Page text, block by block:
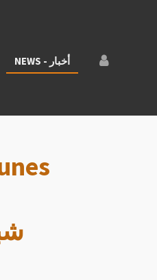
NEWS - أخبار